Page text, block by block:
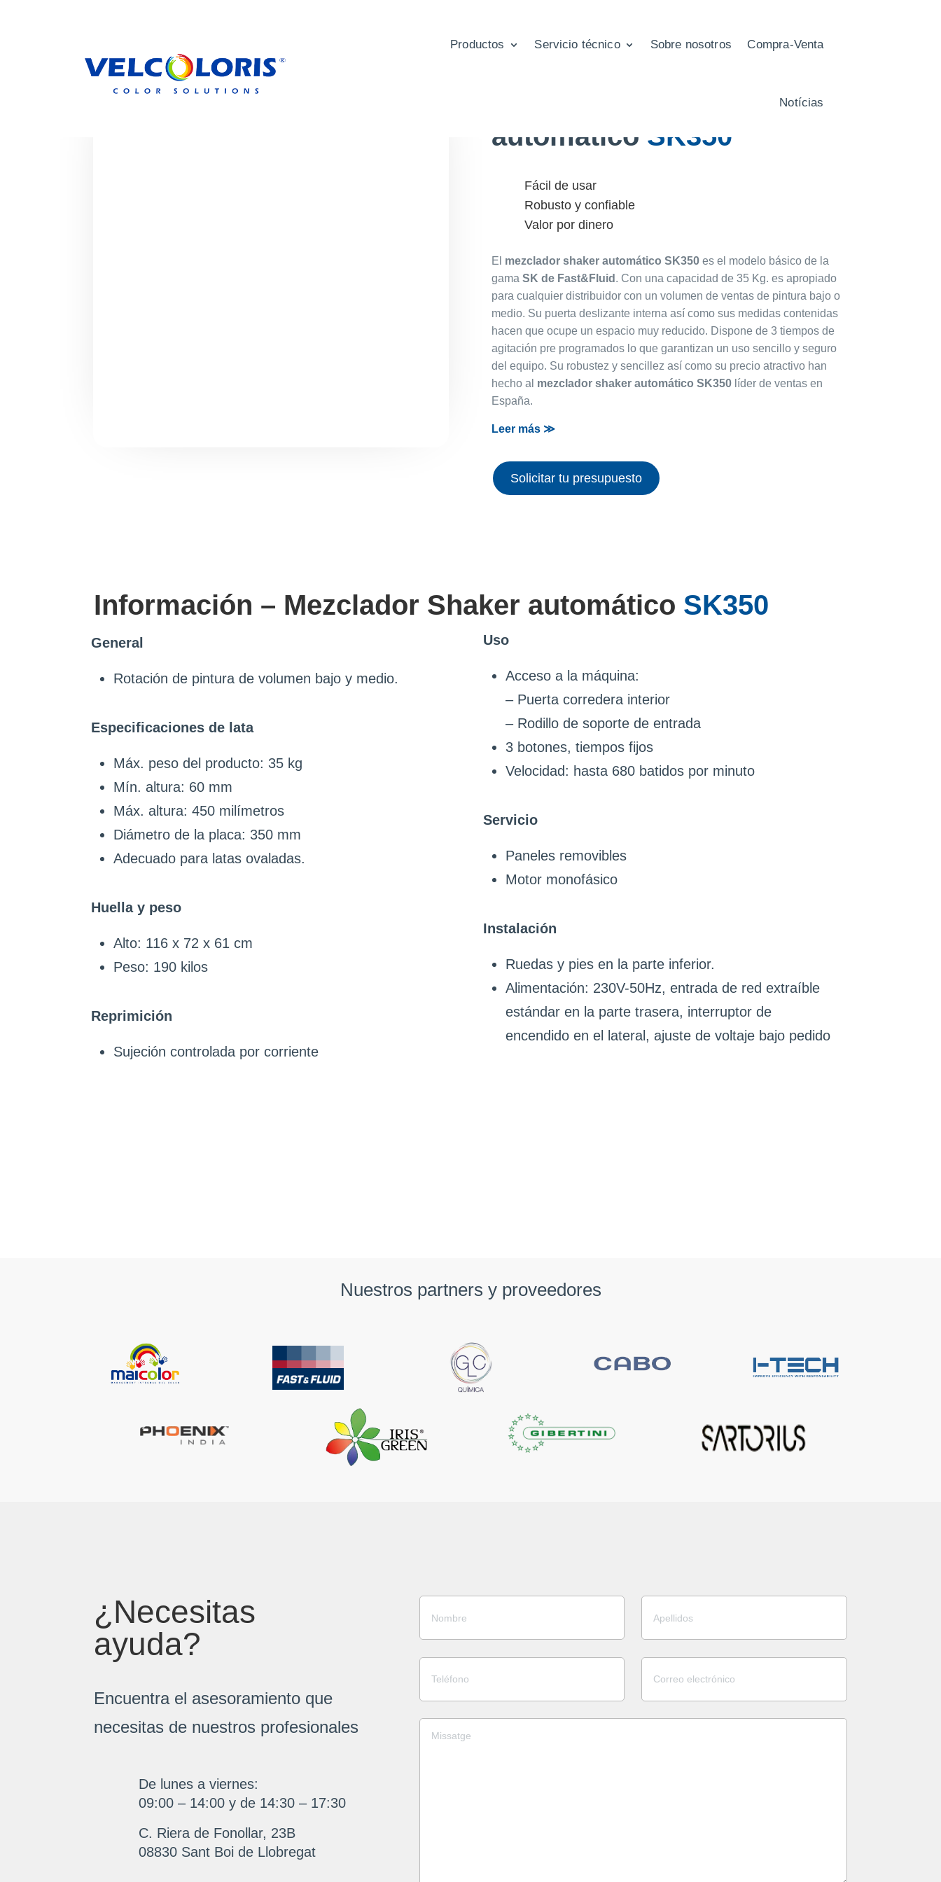
Productos Servicio técnico Sobre nosotros Compra-Venta
Notícias
automático SK350
Fácil de usar
Robusto y confiable
Valor por dinero
El mezclador shaker automático SK350es el modelo básico de la
gama SK de Fast&Fluid . Con una capacidad de 35 Kg. es apropiado
para cualquier distribuidor con un volumen de ventas de pintura bajo o
medio. Su puerta deslizante interna así como sus medidas contenidas
hacen que ocupe un espacio muy reducido. Dispone de 3 tiempos de
agitación pre programados lo que garantizan un uso sencillo y seguro
del equipo. Su robustez y sencillez así como su precio atractivo han
hecho al mezclador shaker automático SK350líder de ventas en
España.
Leer más ≫
Solicitar tu presupuesto
Información – Mezclador Shaker automático SK350
General
Rotación de pintura de volumen bajo y medio.
Especificaciones de lata
Máx. peso del producto: 35 kg
Mín. altura: 60 mm
Máx. altura: 450 milímetros
Diámetro de la placa: 350 mm
Adecuado para latas ovaladas.
Huella y peso
Alto: 116 x 72 x 61 cm
Peso: 190 kilos
Reprimición
Sujeción controlada por corriente
Uso
Acceso a la máquina:
– Puerta corredera interior
– Rodillo de soporte de entrada
3 botones, tiempos fijos
Velocidad: hasta 680 batidos por minuto
Servicio
Paneles removibles
Motor monofásico
Instalación
Ruedas y pies en la parte inferior.
Alimentación: 230V-50Hz, entrada de red extraíble
estándar en la parte trasera, interruptor de
encendido en el lateral, ajuste de voltaje bajo pedido
Nuestros partners y proveedores
¿Necesitas
ayuda?
Encuentra el asesoramiento que
necesitas de nuestros profesionales
De lunes a viernes:
09:00 – 14:00 y de 14:30 – 17:30
C. Riera de Fonollar, 23B
08830 Sant Boi de Llobregat